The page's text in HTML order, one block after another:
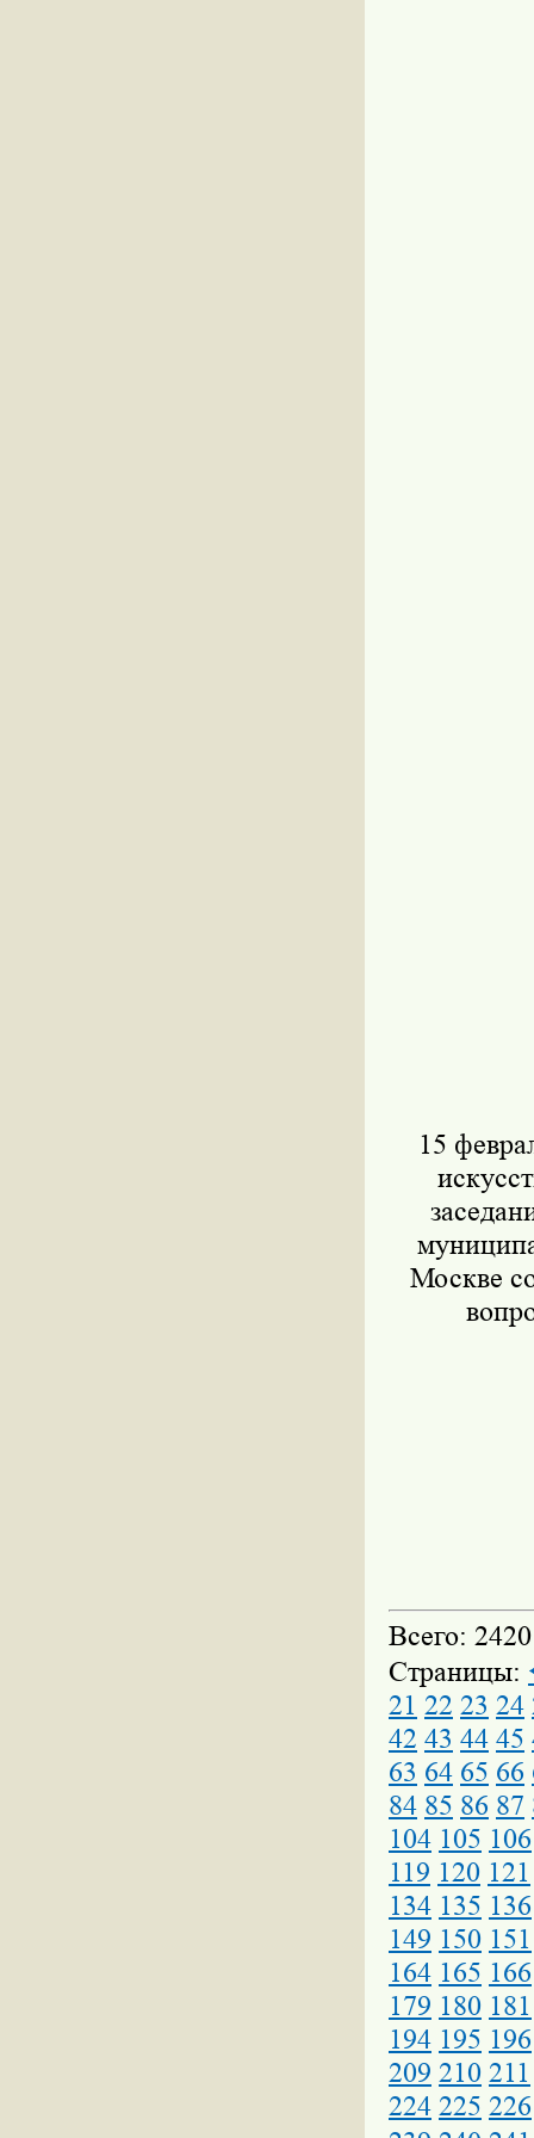
15
Москве
Всего: 2420
Страницы:
21 22 23 24
42 43 44 45
63 64 65 66
84 85 86 87
104 105 106
119 120 121
134 135 136
149 150 151
164 165 166
179 180 181
194 195 196
209 210 211
224 225 226